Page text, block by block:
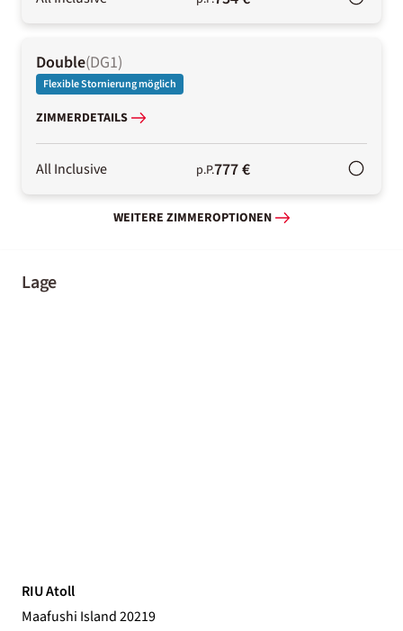
Double(DG1)
Flexible Stornierung möglich
ZIMMERDETAILS
All Inclusive p.P.777 €
WEITERE ZIMMEROPTIONEN
Lage
RIU Atoll
Maafushi Island 20219